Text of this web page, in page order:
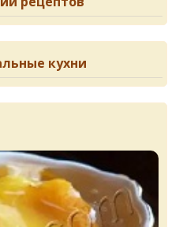
кухни